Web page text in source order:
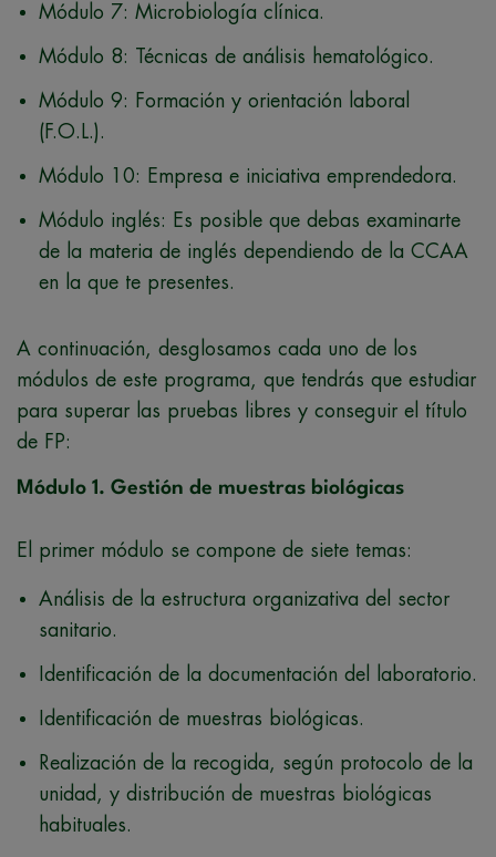
Módulo 7: Microbiología clínica.
Módulo 8: Técnicas de análisis hematológico.
Módulo 9: Formación y orientación laboral
(F.O.L.).
Módulo 10: Empresa e iniciativa emprendedora.
Módulo inglés: Es posible que debas examinarte
de la materia de inglés dependiendo de la CCAA
en la que te presentes.
A continuación, desglosamos cada uno de los
módulos de este programa, que tendrás que estudiar
para superar las pruebas libres y conseguir el título
de FP:
Módulo 1. Gestión de muestras biológicas
El primer módulo se compone de siete temas:
Análisis de la estructura organizativa del sector
sanitario.
Identificación de la documentación del laboratorio.
Identificación de muestras biológicas.
Realización de la recogida, según protocolo de la
unidad, y distribución de muestras biológicas
habituales.